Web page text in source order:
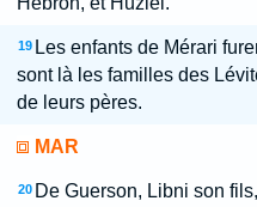
19 Les enfants de Mérari
sont là les familles des
de leurs pères.
MAR
20 De Guerson, Libni son